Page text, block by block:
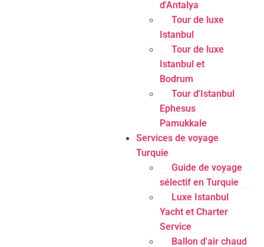
d'Antalya
Tour de luxe
Istanbul
Tour de luxe
Istanbul et
Bodrum
Tour d'Istanbul
Ephesus
Pamukkale
Services de voyage
Turquie
Guide de voyage
sélectif en Turquie
Luxe Istanbul
Yacht et Charter
Service
Ballon d'air chaud